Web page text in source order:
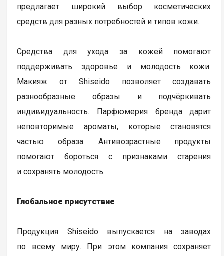
предлагает широкий выбор косметических
средств для разных потребностей и типов кожи.
Средства для ухода за кожей помогают
поддерживать здоровье и молодость кожи.
Макияж от Shiseido позволяет создавать
разнообразные образы и подчёркивать
индивидуальность. Парфюмерия бренда дарит
неповторимые ароматы, которые становятся
частью образа. Антивозрастные продукты
помогают бороться с признаками старения
и сохранять молодость.
Глобальное присутствие
Продукция Shiseido выпускается на заводах
по всему миру. При этом компания сохраняет